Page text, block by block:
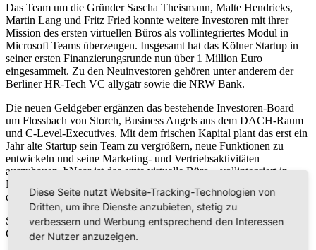
Das Team um die Gründer Sascha Theismann, Malte Hendricks,
Martin Lang und Fritz Fried konnte weitere Investoren mit ihrer
Mission des ersten virtuellen Büros als vollintegriertes Modul in
Microsoft Teams überzeugen. Insgesamt hat das Kölner Startup in
seiner ersten Finanzierungsrunde nun über 1 Million Euro
eingesammelt. Zu den Neuinvestoren gehören unter anderem der
Berliner HR-Tech VC allygatr sowie die NRW Bank.
Die neuen Geldgeber ergänzen das bestehende Investoren-Board
um Flossbach von Storch, Business Angels aus dem DACH-Raum
und C-Level-Executives. Mit dem frischen Kapital plant das erst ein
Jahr alte Startup sein Team zu vergrößern, neue Funktionen zu
entwickeln und seine Marketing- und Vertriebsaktivitäten
auszubauen. bNear ist das erste virtuelle Büro – vollintegriert in
Microsoft Teams. Mit der Softwarelösung adressieren die Gründer
die Probleme remote-arbeitender und geographisch-verteilter Teams.
Siebstellige Pre-Seed und erste Großkunden 9 Monate nach
Gründung: Junges Startup weiter auf Wachstumskurs
Diese Seite nutzt Website-Tracking-Technologien von
Dritten, um ihre Dienste anzubieten, stetig zu
verbessern und Werbung entsprechend den Interessen
der Nutzer anzuzeigen.